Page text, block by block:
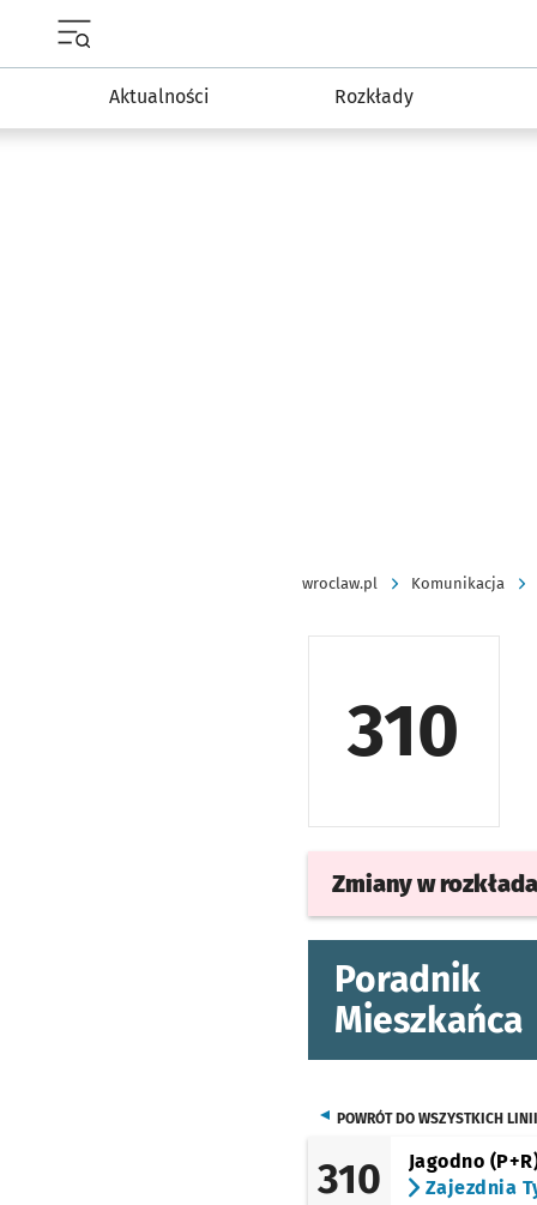
Aktualności Rozkłady
wroclaw.pl Komunikacja
310
Zmiany w
Poradnik
Mieszkańca
POWRÓT DO WSZYSTKICH LINII
310
Jagodno
Zajezdnia